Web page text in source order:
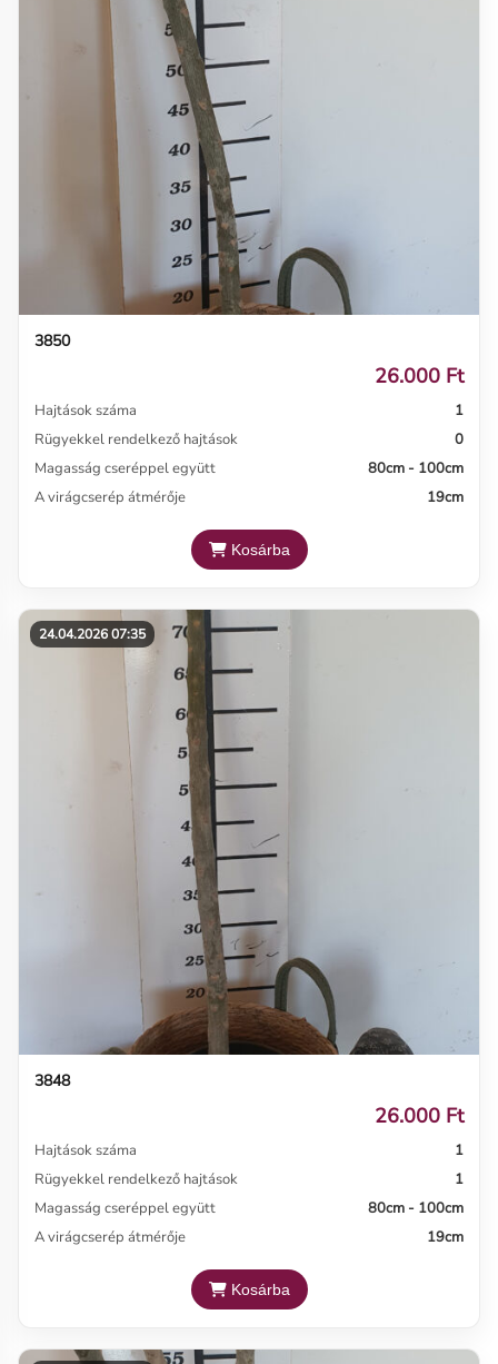
3850
26.000 Ft
Hajtások száma
1
Rügyekkel rendelkező hajtások
0
Magasság cseréppel együtt
80cm - 100cm
A virágcserép átmérője
19cm
Kosárba
24.04.2026 07:35
3848
26.000 Ft
Hajtások száma
1
Rügyekkel rendelkező hajtások
1
Magasság cseréppel együtt
80cm - 100cm
A virágcserép átmérője
19cm
Kosárba